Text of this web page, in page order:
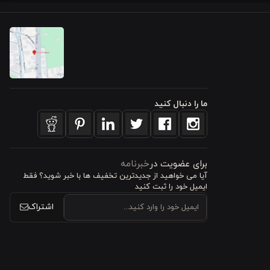
را تضمین
برای تخت یک نفره
باعث
بسیار
ما را دنبال کنید
برای عضویت درخبرنامه
آیا می خواهید از جدید‌ترین تخفیف‌ ها با‌ خبر شوید؟ فقط
ایمیل خود را ثبت کنید
اشتراک